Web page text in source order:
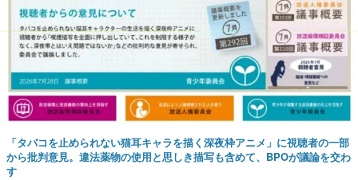
「タバコを止められない猫耳キャラを描く深夜枠アニメ」に視聴者の一部
から批判意見。違法薬物の使用と思しき描写も含めて、BPOが議論を交わ
す